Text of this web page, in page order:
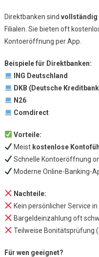
Direktbanken sind vollständig
Filialen. Sie bieten oft
Kontoeröffnung per App.
Beispiele für Direktbanken:
ING Deutschland
DKB (Deutsche
N26
Comdirect
Vorteile:
Meist kostenlose
Schnelle Kontoeröffnung
Moderne Online-Banking-
Nachteile:
Kein persönlicher Service in
Bargeldeinzahlung oft
Teilweise Bonitätsprüfung
Für wen geeignet?